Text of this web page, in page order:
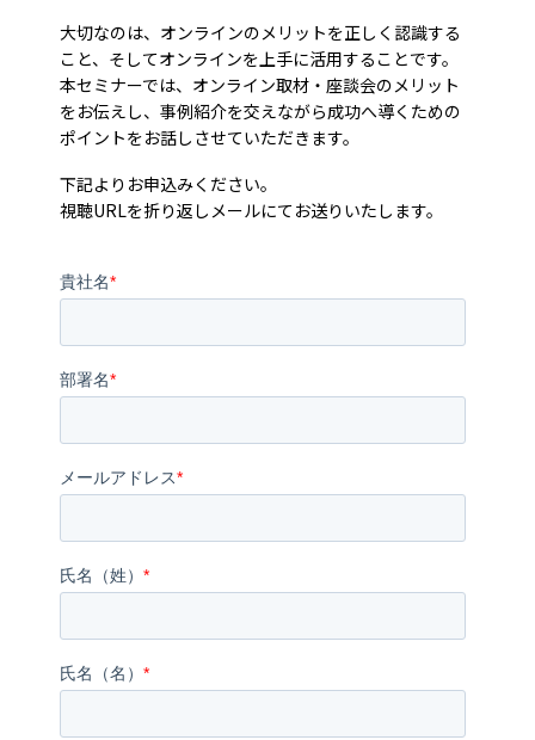
大切なのは、オンラインのメリットを正しく認識する
こと、そしてオンラインを上手に活用することです。
本セミナーでは、オンライン取材・座談会のメリット
をお伝えし、事例紹介を交えながら成功へ導くための
ポイントをお話しさせていただきます。
下記よりお申込みください。
視聴URLを折り返しメールにてお送りいたします。